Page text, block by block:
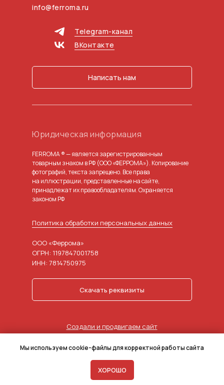
Мы используем cookie-файлы для корректной работы сайта
ХОРОШО
ООО «Феррома»
ОГРН: 1197847001758
ИНН: 7814750975
FERROMA ® — является зарегистрированным
товарным знаком в РФ (ООО «ФЕРРОМА»). Копирование
фотографий, текста запрещено. Все права
на иллюстрации, представленные на сайте,
принадлежат их правообладателям. Охраняется
законом РФ
Юридическая информация
info@ferroma.ru
Telegram-канал
Политика обработки персональных данных
Скачать реквизиты
Написать нам
ВКонтакте
Создали и продвигаем сайт
в агентстве маркетинга